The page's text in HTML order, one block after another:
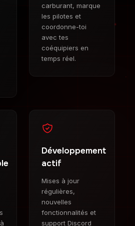
carburant, marque
les pilotes et
coordonne-toi
avec tes
coéquipiers en
temps réel.
Développement
actif
Mises à jour
régulières,
nouvelles
fonctionnalités et
support Discord